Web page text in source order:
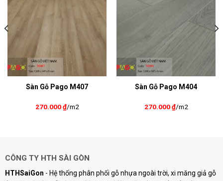
Sàn Gỗ Pago M407
270.000₫/m2
Sàn Gỗ Pago M404
270.000₫/m2
CÔNG TY HTH SÀI GÒN
HTHSaiGon - Hệ thống phân phối gỗ nhựa ngoài trời, xi măng giả gỗ